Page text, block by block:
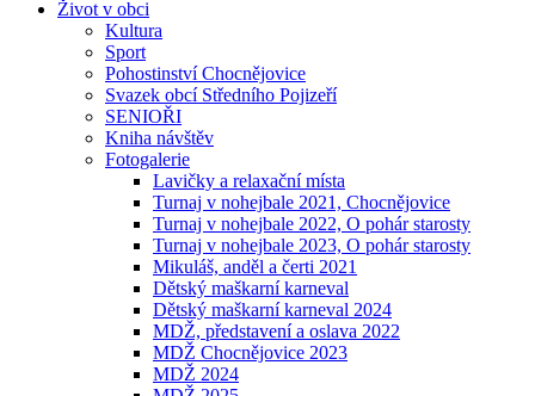
Život v obci
Kultura
Sport
Pohostinství Chocnějovice
Svazek obcí Středního Pojizeří
SENIOŘI
Kniha návštěv
Fotogalerie
Lavičky a relaxační místa
Turnaj v nohejbale 2021, Chocnějovice
Turnaj v nohejbale 2022, O pohár starosty
Turnaj v nohejbale 2023, O pohár starosty
Mikuláš, anděl a čerti 2021
Dětský maškarní karneval
Dětský maškarní karneval 2024
MDŽ, představení a oslava 2022
MDŽ Chocnějovice 2023
MDŽ 2024